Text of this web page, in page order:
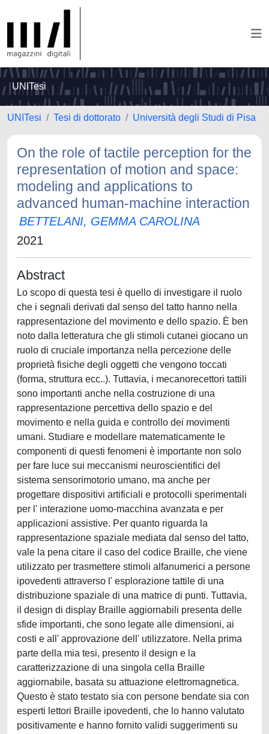
UNITesi
UNITesi Tesi di dottorato Università degli Studi di Pisa
On the role of tactile perception for the
representation of motion and space:
modeling and applications to
advanced human-machine interaction
BETTELANI, GEMMA CAROLINA
2021
Abstract
Lo scopo di questa tesi è quello di investigare il ruolo
che i segnali derivati dal senso del tatto hanno nella
rappresentazione del movimento e dello spazio. È ben
noto dalla letteratura che gli stimoli cutanei giocano un
ruolo di cruciale importanza nella percezione delle
proprietà fisiche degli oggetti che vengono toccati
(forma, struttura ecc..). Tuttavia, i mecanorecettori tattili
sono importanti anche nella costruzione di una
rappresentazione percettiva dello spazio e del
movimento e nella guida e controllo dei movimenti
umani. Studiare e modellare matematicamente le
componenti di questi fenomeni è importante non solo
per fare luce sui meccanismi neuroscientifici del
sistema sensorimotorio umano, ma anche per
progettare dispositivi artificiali e protocolli sperimentali
per l' interazione uomo-macchina avanzata e per
applicazioni assistive. Per quanto riguarda la
rappresentazione spaziale mediata dal senso del tatto,
vale la pena citare il caso del codice Braille, che viene
utilizzato per trasmettere stimoli alfanumerici a persone
ipovedenti attraverso l' esplorazione tattile di una
distribuzione spaziale di una matrice di punti. Tuttavia,
il design di display Braille aggiornabili presenta delle
sfide importanti, che sono legate alle dimensioni, ai
costi e all' approvazione dell' utilizzatore. Nella prima
parte della mia tesi, presento il design e la
caratterizzazione di una singola cella Braille
aggiornabile, basata su attuazione elettromagnetica.
Questo è stato testato sia con persone bendate sia con
esperti lettori Braille ipovedenti, che lo hanno valutato
positivamente e hanno fornito validi suggerimenti su